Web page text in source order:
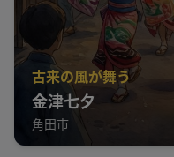
古来の風が舞う
金津七夕
角田市